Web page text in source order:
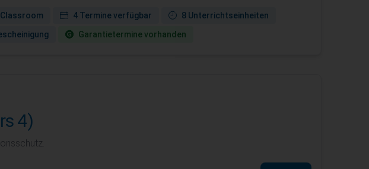
4 Termine verfügbar
8 Unterrichtseinheiten
Garantie­termine vorhanden
4)